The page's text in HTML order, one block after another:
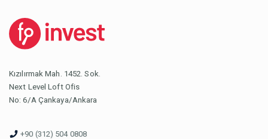
Kızılırmak Mah. 1452. Sok.
Next Level Loft Ofis
No: 6/A Çankaya/Ankara
+90 (312) 504 0808